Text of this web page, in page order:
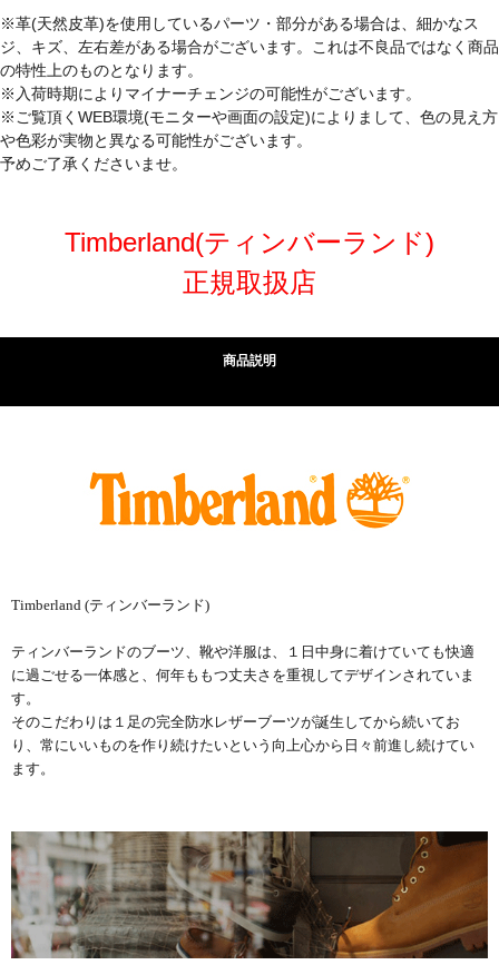
※革(天然皮革)を使用しているパーツ・部分がある場合は、細かなス
ジ、キズ、左右差がある場合がございます。これは不良品ではなく商品
の特性上のものとなります。
※入荷時期によりマイナーチェンジの可能性がございます。
※ご覧頂くWEB環境(モニターや画面の設定)によりまして、色の見え方
や色彩が実物と異なる可能性がございます。
予めご了承くださいませ。
Timberland(ティンバーランド)
正規取扱店
商品説明
Timberland (ティンバーランド)
ティンバーランドのブーツ、靴や洋服は、１日中身に着けていても快適
に過ごせる一体感と、何年ももつ丈夫さを重視してデザインされていま
す。
そのこだわりは１足の完全防水レザーブーツが誕生してから続いてお
り、常にいいものを作り続けたいという向上心から日々前進し続けてい
ます。